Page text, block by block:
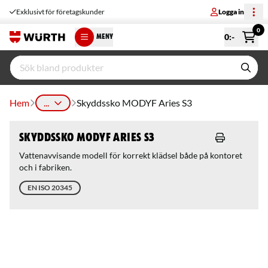
Exklusivt för företagskunder Logga in
MENY 0:-
0
Hem ... Skyddssko MODYF Aries S3
Skyddssko MODYF Aries S3
Vattenavvisande modell för korrekt klädsel både på kontoret
och i fabriken.
EN ISO 20345